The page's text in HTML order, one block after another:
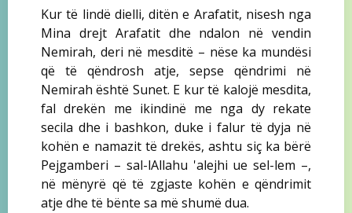
Kur të lindë dielli, ditën e Arafatit, nisesh nga
Mina drejt Arafatit dhe ndalon në vendin
Nemirah, deri në mesditë – nëse ka mundësi
që të qëndrosh atje, sepse qëndrimi në
Nemirah është Sunet. E kur të kalojë mesdita,
fal drekën me ikindinë me nga dy rekate
secila dhe i bashkon, duke i falur të dyja në
kohën e namazit të drekës, ashtu siç ka bërë
Pejgamberi – sal-lAllahu 'alejhi ue sel-lem –,
në mënyrë që të zgjaste kohën e qëndrimit
atje dhe të bënte sa më shumë dua.